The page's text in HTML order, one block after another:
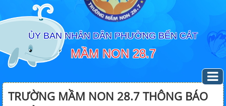
ỦY BAN NHÂN DÂN PHƯỜNG BẾN CÁT
MẦM NON 28.7
TRƯỜNG MẦM NON 28.7 THÔNG BÁO